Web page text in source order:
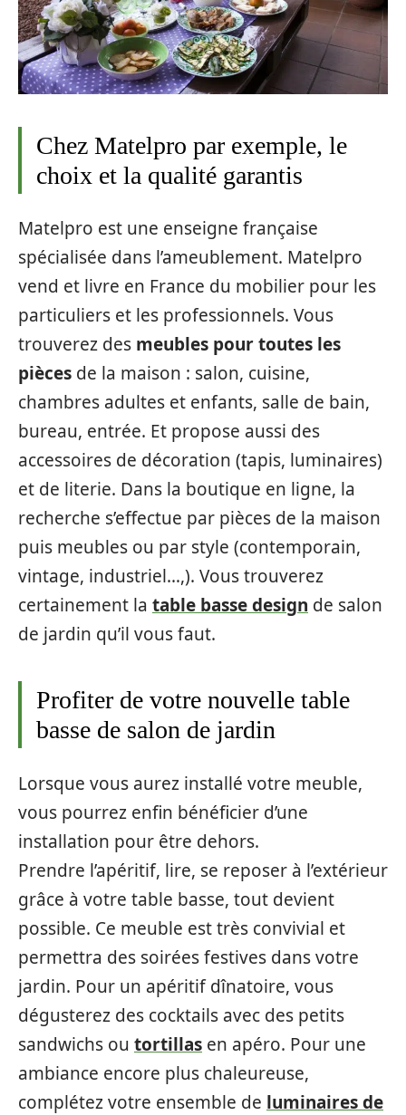
Chez Matelpro par exemple, le
choix et la qualité garantis
Matelpro est une enseigne française
spécialisée dans l’ameublement. Matelpro
vend et livre en France du mobilier pour les
particuliers et les professionnels. Vous
trouverez des meubles pour toutes les
pièces de la maison : salon, cuisine,
chambres adultes et enfants, salle de bain,
bureau, entrée. Et propose aussi des
accessoires de décoration (tapis, luminaires)
et de literie. Dans la boutique en ligne, la
recherche s’effectue par pièces de la maison
puis meubles ou par style (contemporain,
vintage, industriel…,). Vous trouverez
certainement la table basse design de salon
de jardin qu’il vous faut.
Profiter de votre nouvelle table
basse de salon de jardin
Lorsque vous aurez installé votre meuble,
vous pourrez enfin bénéficier d’une
installation pour être dehors.
Prendre l’apéritif, lire, se reposer à l’extérieur
grâce à votre table basse, tout devient
possible. Ce meuble est très convivial et
permettra des soirées festives dans votre
jardin. Pour un apéritif dînatoire, vous
dégusterez des cocktails avec des petits
sandwichs ou tortillas en apéro. Pour une
ambiance encore plus chaleureuse,
complétez votre ensemble de luminaires de